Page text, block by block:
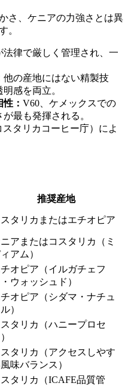
さ、ケニアの力強さとは異
。
法律で厳しく管理され、一
他の産地にはない精製技
感を両立。
： V60、ケメックスでの
最も発揮される。
タリカコーヒー庁）によ
推奨産地
タリカまたはエチオピア
アまたはコスタリカ（ミ
アム）
オピア（イルガチェフ
ウォッシュド）
オピア（シダマ・ナチュ
）
タリカ（ハニープロセ
タリカ（アクセスしやす
味バランス）
タリカ（ICAFE品質管